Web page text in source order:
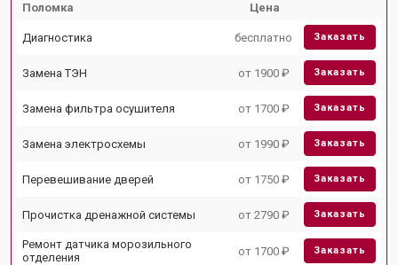
Поломка Цена
Диагностика бесплатно Заказать
Замена ТЭН от 1900 ₽ Заказать
Замена фильтра осушителя от 1700 ₽ Заказать
Замена электросхемы от 1990 ₽ Заказать
Перевешивание дверей от 1750 ₽ Заказать
Прочистка дренажной системы от 2790 ₽ Заказать
Ремонт датчика морозильного
отделения
от 1700 ₽ Заказать